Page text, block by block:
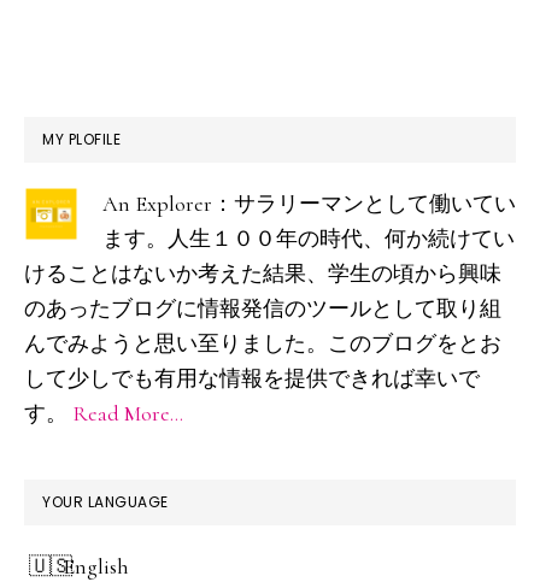
最
初
の
サ
イ
ド
バ
ー
MY PLOFILE
An Explorer：サラリーマンとして働いてい
ます。人生１００年の時代、何か続けてい
けることはないか考えた結果、学生の頃から興味
のあったブログに情報発信のツールとして取り組
んでみようと思い至りました。このブログをとお
して少しでも有用な情報を提供できれば幸いで
す。 Read More…
YOUR LANGUAGE
English